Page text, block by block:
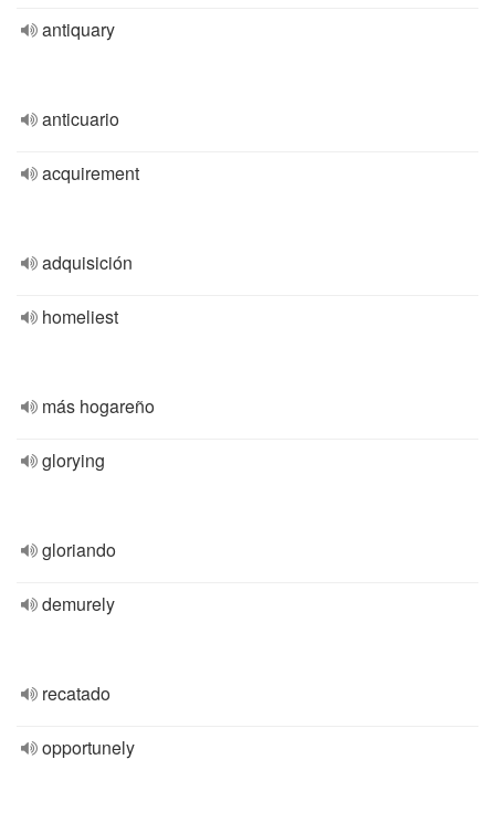
antiquary
anticuario
acquirement
adquisición
homeliest
más hogareño
glorying
gloriando
demurely
recatado
opportunely